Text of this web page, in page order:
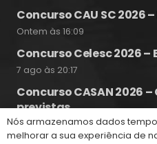
Concurso CAU SC 2026
Ontem às 16:09
Concurso Celesc 2026
7 ago às 20:17
Concurso CASAN 2026
previstas
7 ago às 19:25
Nós armazenamos dados
melhorar a sua experiência de